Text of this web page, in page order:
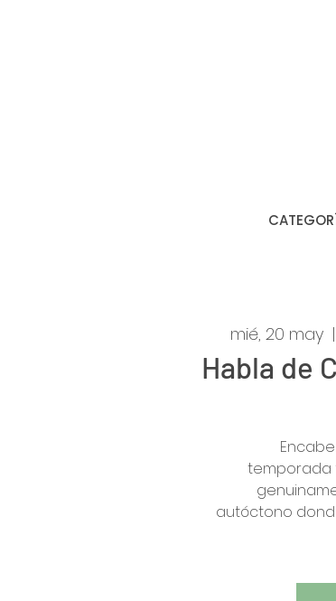
mié, 20 may
  |
Habla de
temporada
autóctono